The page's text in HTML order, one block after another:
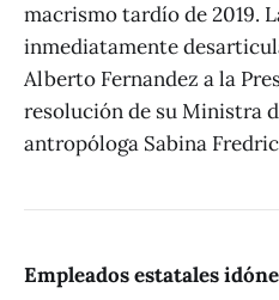
macrismo tardío de 2019.
inmediatamente
Alberto Fernandez a la
resolución de su Ministra
antropóloga Sabina
Empleados estatales